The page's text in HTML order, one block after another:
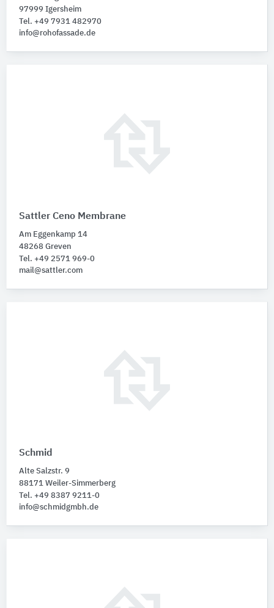
97999 Igersheim
Tel. +49 7931 482970
info@rohofassade.de
Sattler Ceno Membrane
Am Eggenkamp 14
48268 Greven
Tel. +49 2571 969-0
mail@sattler.com
Schmid
Alte Salzstr. 9
88171 Weiler-Simmerberg
Tel. +49 8387 9211-0
info@schmidgmbh.de